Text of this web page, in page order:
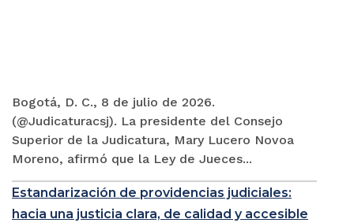
Bogotá, D. C., 8 de julio de 2026.
(@Judicaturacsj). La presidente del Consejo
Superior de la Judicatura, Mary Lucero Novoa
Moreno, afirmó que la Ley de Jueces...
Estandarización de providencias judiciales:
hacia una justicia clara, de calidad y accesible